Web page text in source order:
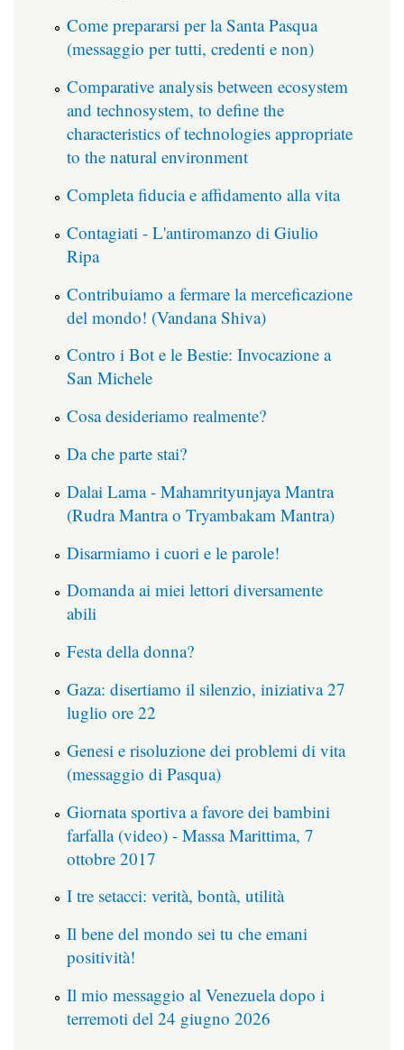
Come prepararsi per la Santa Pasqua
(messaggio per tutti, credenti e non)
Comparative analysis between ecosystem
and technosystem, to define the
characteristics of technologies appropriate
to the natural environment
Completa fiducia e affidamento alla vita
Contagiati - L'antiromanzo di Giulio
Ripa
Contribuiamo a fermare la merceficazione
del mondo! (Vandana Shiva)
Contro i Bot e le Bestie: Invocazione a
San Michele
Cosa desideriamo realmente?
Da che parte stai?
Dalai Lama - Mahamrityunjaya Mantra
(Rudra Mantra o Tryambakam Mantra)
Disarmiamo i cuori e le parole!
Domanda ai miei lettori diversamente
abili
Festa della donna?
Gaza: disertiamo il silenzio, iniziativa 27
luglio ore 22
Genesi e risoluzione dei problemi di vita
(messaggio di Pasqua)
Giornata sportiva a favore dei bambini
farfalla (video) - Massa Marittima, 7
ottobre 2017
I tre setacci: verità, bontà, utilità
Il bene del mondo sei tu che emani
positività!
Il mio messaggio al Venezuela dopo i
terremoti del 24 giugno 2026